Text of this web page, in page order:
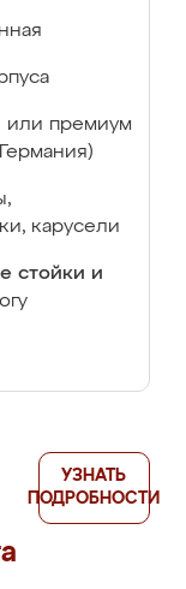
или премиум
карусели
стойки и
УЗНАТЬ
ПОДРОБНОСТИ